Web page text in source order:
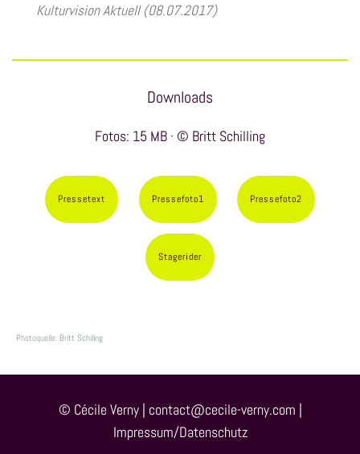
Kulturvision Aktuell (08.07.2017)
Downloads
Fotos: 15 MB · © Britt Schilling
Pressetext Pressefoto1 Pressefoto2
Stagerider
Photoquelle: Britt Schillng
© Cécile Verny | contact@cecile-verny.com
Impressum/Datenschutz